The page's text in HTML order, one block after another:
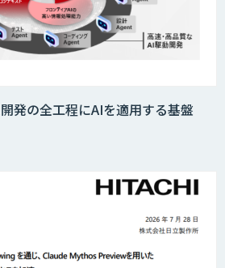
発の全工程にAIを適用する基盤